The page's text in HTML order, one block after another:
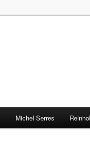
Michel Serres